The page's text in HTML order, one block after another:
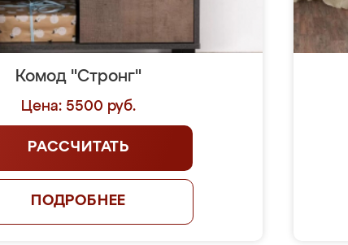
Комод "Стронг"
Цена: 5500 руб.
РАССЧИТАТЬ
ПОДРОБНЕЕ